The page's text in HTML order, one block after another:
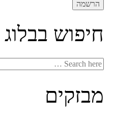
חיפוש בבלוג
Search
מבזקים